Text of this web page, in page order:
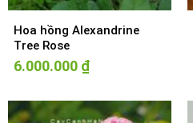
Hoa hồng Alexandrine
Tree Rose
6.000.000 ₫